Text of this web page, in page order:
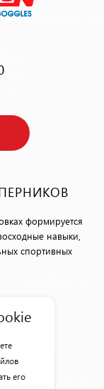
формируется
навыки,
спортивных
его